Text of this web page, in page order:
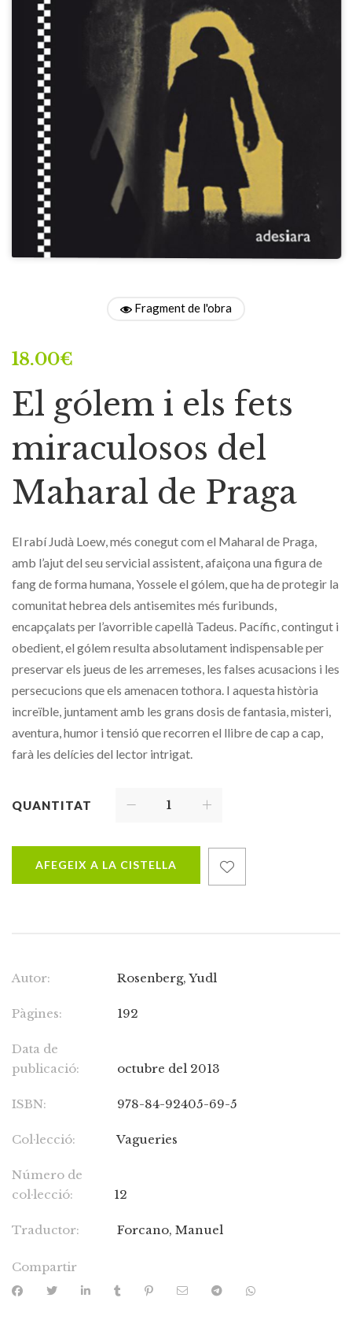
Fragment de l'obra
18.00€
El gólem i els fets
miraculosos del
Maharal de Praga
El rabí Judà Loew, més conegut com el Maharal de Praga,
amb l’ajut del seu servicial assistent, afaiçona una figura de
fang de forma humana, Yossele el gólem, que ha de protegir la
comunitat hebrea dels antisemites més furibunds,
encapçalats per l’avorrible capellà Tadeus. Pacífic, contingut i
obedient, el gólem resulta absolutament indispensable per
preservar els jueus de les arremeses, les falses acusacions i les
persecucions que els amenacen tothora. I aquesta història
increïble, juntament amb les grans dosis de fantasia, misteri,
aventura, humor i tensió que recorren el llibre de cap a cap,
farà les delícies del lector intrigat.
QUANTITAT
AFEGEIX A LA CISTELLA
Autor: Rosenberg, Yudl
Pàgines: 192
Data de
publicació:
octubre del 2013
ISBN: 978-84-92405-69-5
Col·lecció: Vagueries
Número de
col·lecció:
12
Traductor: Forcano, Manuel
Compartir